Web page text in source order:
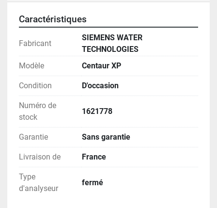
Caractéristiques
Fabricant
SIEMENS WATER
TECHNOLOGIES
Modèle
Centaur XP
Condition D'occasion
Numéro de
stock
1621778
Garantie Sans garantie
Livraison de France
Type
d'analyseur
fermé